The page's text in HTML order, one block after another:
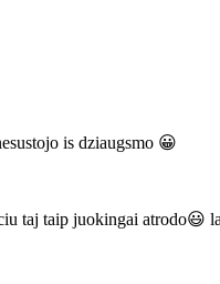
is dziaugsmo 😀
taj taip juokingai atrodo😃